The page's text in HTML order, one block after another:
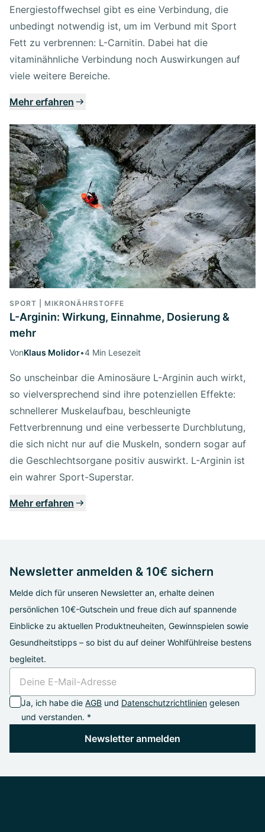
Energiestoffwechsel gibt es eine Verbindung, die
unbedingt notwendig ist, um im Verbund mit Sport
Fett zu verbrennen: L-Carnitin. Dabei hat die
vitaminähnliche Verbindung noch Auswirkungen auf
viele weitere Bereiche.
Mehr erfahren
SPORT | MIKRONÄHRSTOFFE
L-Arginin: Wirkung, Einnahme, Dosierung &
mehr
VonKlaus Molidor•4 Min Lesezeit
So unscheinbar die Aminosäure L-Arginin auch wirkt,
so vielversprechend sind ihre potenziellen Effekte:
schnellerer Muskelaufbau, beschleunigte
Fettverbrennung und eine verbesserte Durchblutung,
die sich nicht nur auf die Muskeln, sondern sogar auf
die Geschlechtsorgane positiv auswirkt. L-Arginin ist
ein wahrer Sport-Superstar.
Mehr erfahren
Newsletter anmelden & 10€ sichern
Melde dich für unseren Newsletter an, erhalte deinen
persönlichen 10€-Gutschein und freue dich auf spannende
Einblicke zu aktuellen Produktneuheiten, Gewinnspielen sowie
Gesundheitstipps – so bist du auf deiner Wohlfühlreise bestens
begleitet.
Ja, ich habe die AGB und Datenschutzrichtlinien gelesen
und verstanden. *
Newsletter anmelden